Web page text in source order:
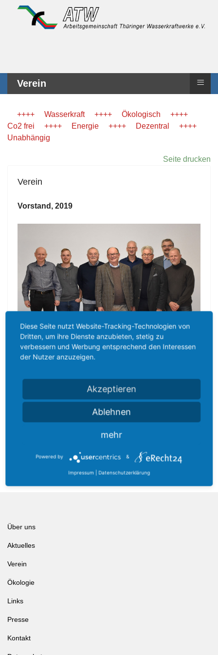
Verein ≡
++++ Wasserkraft ++++ Ökologisch ++++
Co2 frei ++++ Energie ++++ Dezentral ++++
Unabhängig
Seite drucken
Verein
Vorstand, 2019
v.l. Folker Trostdorf (Kassenwart), Elias Schmidt, Reinhard Urmann,
Michael Reinig (neuer Vorsitzender), Matthias Kanter, Karl Schmidt
(stellvertretender Vorsitzender), Jens – Uwe Schmidt
Über uns
Aktuelles
Verein
Ökologie
Links
Presse
Kontakt
Diese Seite nutzt Website-Tracking-Technologien von
Dritten, um ihre Dienste anzubieten, stetig zu
verbessern und Werbung entsprechend den Interessen
der Nutzer anzuzeigen.
Akzeptieren
Ablehnen
mehr
Powered by &
Impressum | Datenschutzerklärung